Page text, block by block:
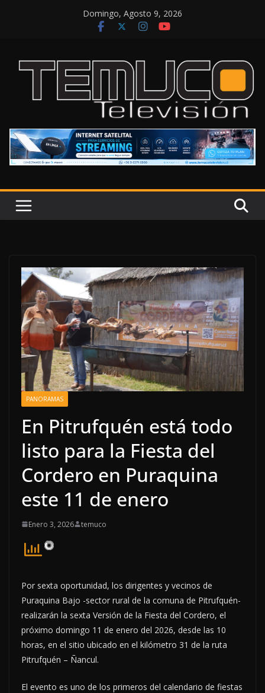
Domingo, Agosto 9, 2026
PANORAMAS
En Pitrufquén está todo
listo para la Fiesta del
Cordero en Puraquina
este 11 de enero
Enero 3, 2026 temuco
Por sexta oportunidad, los dirigentes y vecinos de
Puraquina Bajo -sector rural de la comuna de Pitrufquén-
realizarán la sexta Versión de la Fiesta del Cordero, el
próximo domingo 11 de enero del 2026, desde las 10
horas, en el sitio ubicado en el kilómetro 31 de la ruta
Pitrufquén – Ñancul.
El evento es uno de los primeros del calendario de fiestas